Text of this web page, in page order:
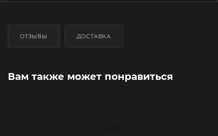
ОТЗЫВЫ ДОСТАВКА
Вам также может понравиться